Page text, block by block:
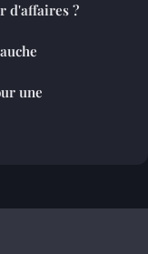
d'affaires ?
une